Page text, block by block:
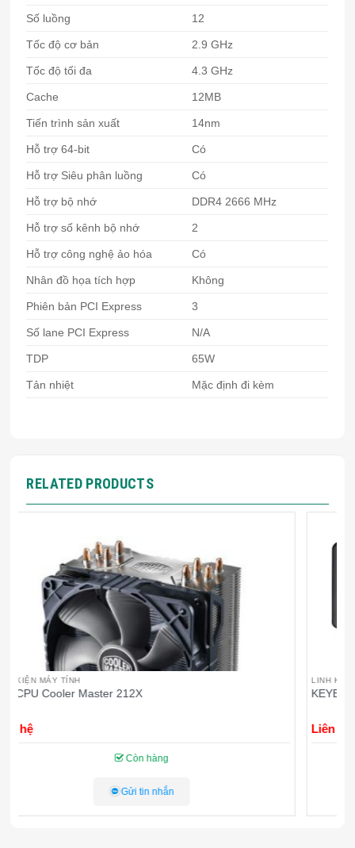
Số luồng 12
Tốc độ cơ bản 2.9 GHz
Tốc độ tối đa 4.3 GHz
Cache 12MB
Tiến trình sản xuất 14nm
Hỗ trợ 64-bit Có
Hỗ trợ Siêu phân luồng Có
Hỗ trợ bộ nhớ DDR4 2666 MHz
Hỗ trợ số kênh bộ nhớ 2
Hỗ trợ công nghệ ảo hóa Có
Nhân đồ họa tích hợp Không
Phiên bản PCI Express 3
Số lane PCI Express N/A
TDP 65W
Tản nhiệt Mặc định đi kèm
RELATED PRODUCTS
LINH KIỆN MÁY TÍNH
KEYBOARD RAPOO NK2500
Liên hệ
Còn hàng
Gửi tin nhắn